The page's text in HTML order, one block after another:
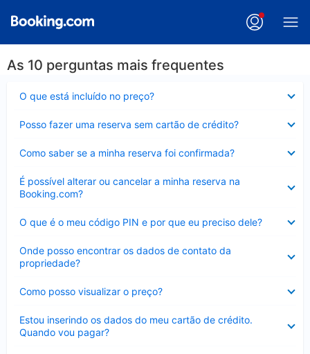
As 10 perguntas mais frequentes
O que está incluído no preço?
Posso fazer uma reserva sem cartão de crédito?
Como saber se a minha reserva foi confirmada?
É possível alterar ou cancelar a minha reserva na
Booking.com?
Contraído
O que é o meu código PIN e por que eu preciso dele?
Onde posso encontrar os dados de contato da
propriedade?
Como posso visualizar o preço?
Estou inserindo os dados do meu cartão de crédito.
Quando vou pagar?